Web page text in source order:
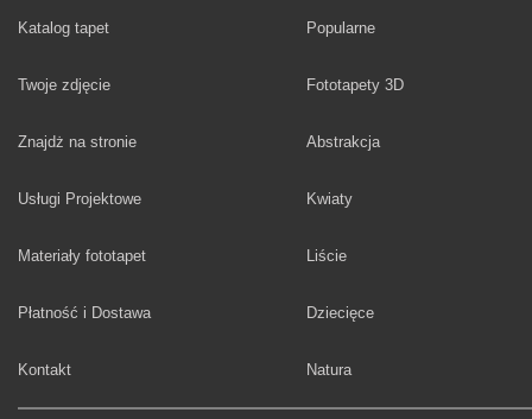
Katalog tapet
Twoje zdjęcie
Znajdż na stronie
Usługi Projektowe
Materiały fototapet
Płatność i Dostawa
Kontakt
Fototapety
Popularne
Fototapety 3D
Fototapety
Abstrakcja
Fototapety
Kwiaty
Fototapety
Liście
Fototapety
Dziecięce
Fototapety
Natura